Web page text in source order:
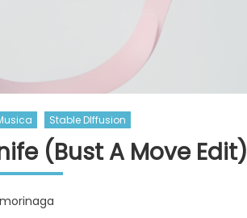
Stable DIffusion
(Bust A Move Edit)